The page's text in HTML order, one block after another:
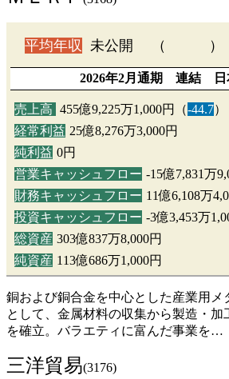
平均年収 未公開 （ ）
2026年2月通期 連結 日
売上高 455億9,225万1,000円（-44.7）
経常利益 25億8,276万3,000円
純利益 0円
営業キャッシュフロー -15億7,831万
財務キャッシュフロー 11億6,108万
投資キャッシュフロー -3億3,453万
総資産 303億837万8,000円
純資産 113億686万1,000円
銅および銅合金を中心とした産業用メ
として、金属材料の収集から製造・
を確立。バラエティに富んだ事業を…
三洋貿易(3176)